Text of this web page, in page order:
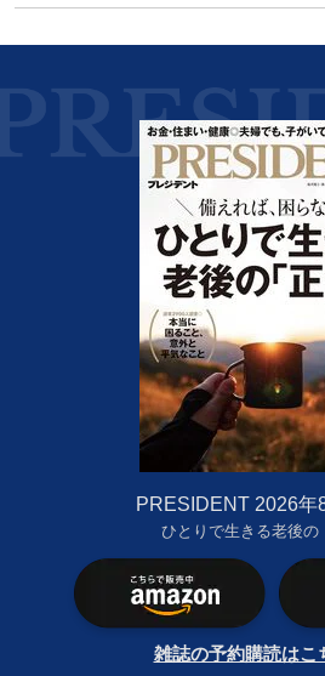
PRESIDENT 2026年
ひとりで生きる老後の
雑誌の予約購読はこ